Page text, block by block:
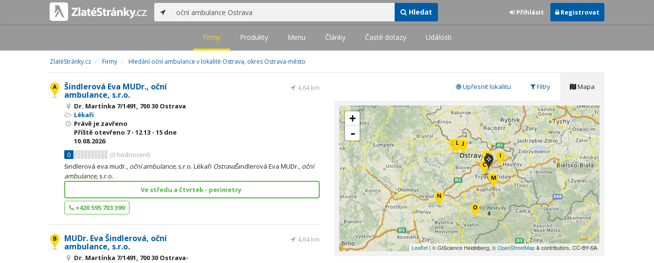
Hledat Přihlásit Registrovat
Firmy Produkty Menu Články Časté dotazy Události
ZlatéStránky.cz Firmy Hledání oční ambulance v lokalitě Ostrava, okres Ostrava-město
Šindlerová Eva MUDr., oční
ambulance, s.r.o.
Dr. Martínka 7/1491, 700 30 Ostrava
Lékaři
Právě je zavřeno
Příště otevřeno 7 - 1213 - 15 dne
10.08.2026
0
(0 hodnocení)
4,64 km
šindlerová eva mudr., oční ambulance, s.r.o. Lékaři OstravaŠindlerová Eva MUDr., oční
ambulance, s.r.o.
Ve středu a čtvrtek - perimetry.
+420 595 703 399
MUDr. Eva Šindlerová, oční
ambulance, s.r.o.
Dr. Martínka 7/1491, 700 30 Ostrava-
4,64 km
Mapa
Filtry
Upřesnit lokalitu
+
-
Leaflet| © GIScience Heidelberg, ©OpenStreetMap& contributors, CC-BY-SA